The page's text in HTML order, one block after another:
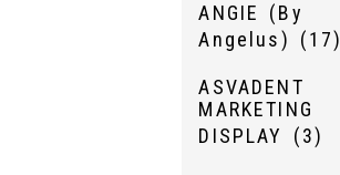
ANGIE (By
Angelus) (17)
ASVADENT
MARKETING
DISPLAY (3)